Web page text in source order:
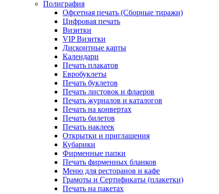
Полиграфия
Офсетная печать (Сборные тиражи)
Цифровая печать
Визитки
VIP Визитки
Дисконтные карты
Календари
Печать плакатов
Евробуклеты
Печать буклетов
Печать листовок и флаеров
Печать журналов и каталогов
Печать на конвертах
Печать билетов
Печать наклеек
Открытки и приглашения
Кубарики
Фирменные папки
Печать фирменных бланков
Меню для ресторанов и кафе
Грамоты и Сертификаты (плакетки)
Печать на пакетах